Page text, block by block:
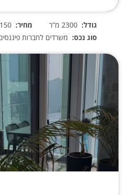
גודל: מחיר:
סוג נכס: משרדים לחברות